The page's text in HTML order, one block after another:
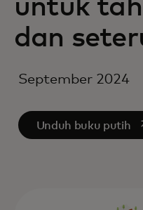
untuk
dan
September 2024
Unduh buku putih